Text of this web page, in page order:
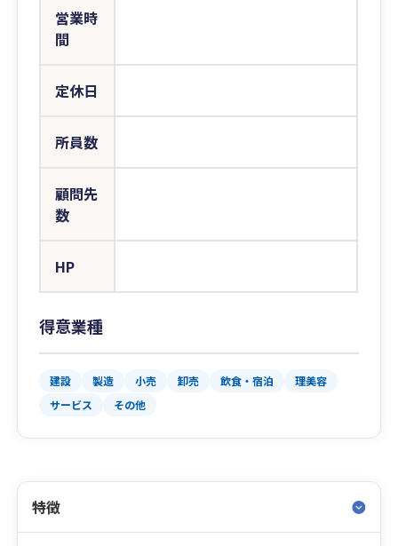
営業時
間
定休日
所員数
顧問先
数
HP
得意業種
建設 製造 小売 卸売 飲食・宿泊
理美容
サービス
その他
特徴